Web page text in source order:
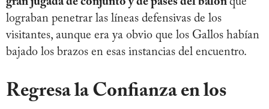
lograban penetrar las líneas defensivas de los
visitantes, aunque era ya obvio que los Gallos habían
bajado los brazos en esas instancias del encuentro.
Regresa la Confianza en los